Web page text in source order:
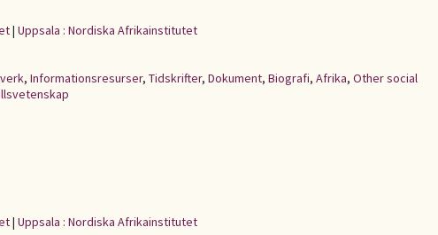
| Uppsala : Nordiska Afrikainstitutet
, Informationsresurser, Tidskrifter, Dokument, Biografi, Afrika, Other social
| Uppsala : Nordiska Afrikainstitutet